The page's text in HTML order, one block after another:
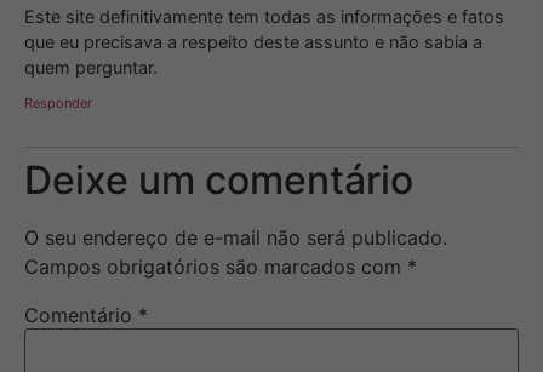
Este site definitivamente tem todas as informações e fatos
que eu precisava a respeito deste assunto e não sabia a
quem perguntar.
Responder
Deixe um comentário
O seu endereço de e-mail não será publicado.
Campos obrigatórios são marcados com *
Comentário *